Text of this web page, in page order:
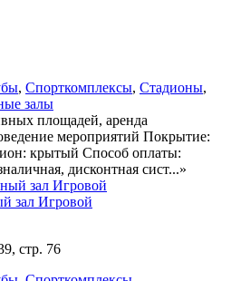
, Спорткомплексы, Стадионы,
залы
площадей, аренда
мероприятий Покрытие:
крытый Способ оплаты:
дисконтная сист...»
зал Игровой
стр. 76